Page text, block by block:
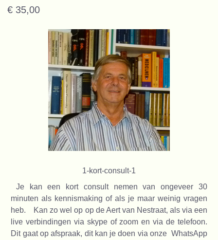
€ 35,00
1-kort-consult-1
Je kan een kort consult nemen van ongeveer 30
minuten als kennismaking of als je maar weinig vragen
heb. Kan zo wel op op de Aert van Nestraat, als via een
live verbindingen via skype of zoom en via de telefoon.
Dit gaat op afspraak, dit kan je doen via onze WhatsApp